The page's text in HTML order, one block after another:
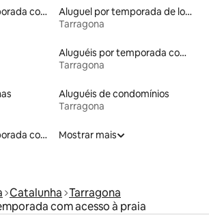
Aluguéis por temporada com acesso ao lago
Aluguel por temporada de lofts
Tarragona
Aluguéis por temporada com café da manhã
Tarragona
Aluguéis de condomínios
Tarragona
Aluguéis por temporada com sauna
Mostrar mais
Catalunha Tarragona
com acesso à praia